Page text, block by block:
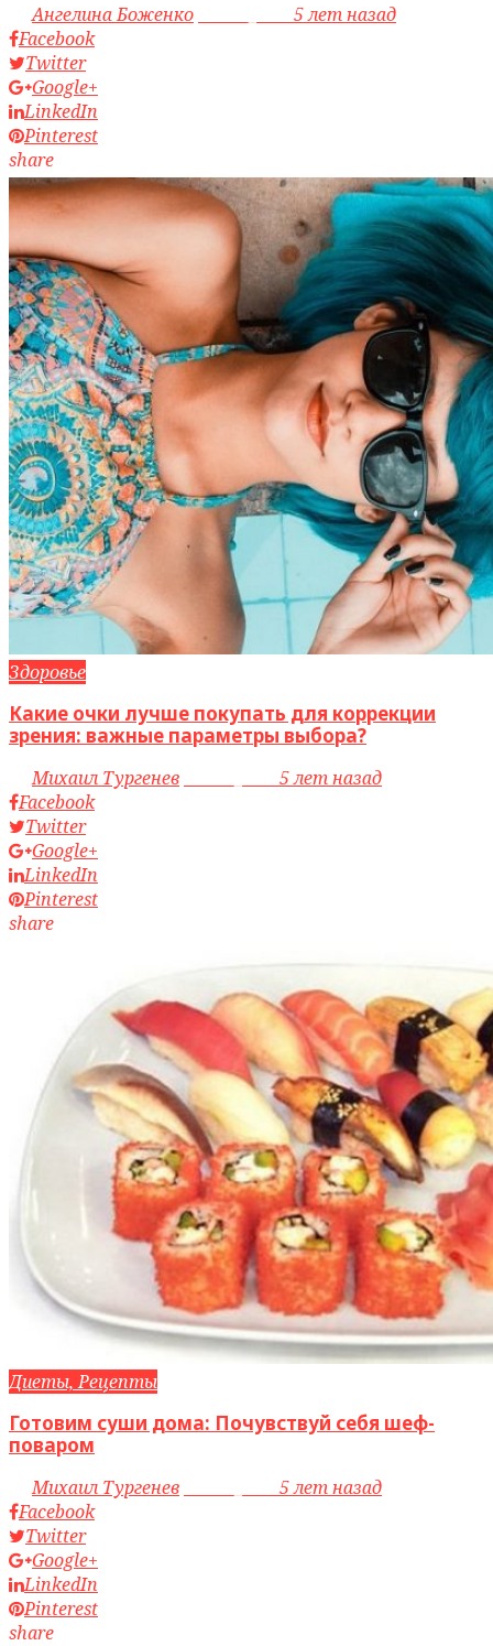
byАнгелина Боженко
5 лет назад
Facebook
Twitter
Google+
LinkedIn
Pinterest
share
Здоровье
Какие очки лучше покупать для коррекции
зрения: важные параметры выбора?
byМихаил Тургенев
5 лет назад
Facebook
Twitter
Google+
LinkedIn
Pinterest
share
Диеты, Рецепты
Готовим суши дома: Почувствуй себя шеф-
поваром
byМихаил Тургенев
5 лет назад
Facebook
Twitter
Google+
LinkedIn
Pinterest
share